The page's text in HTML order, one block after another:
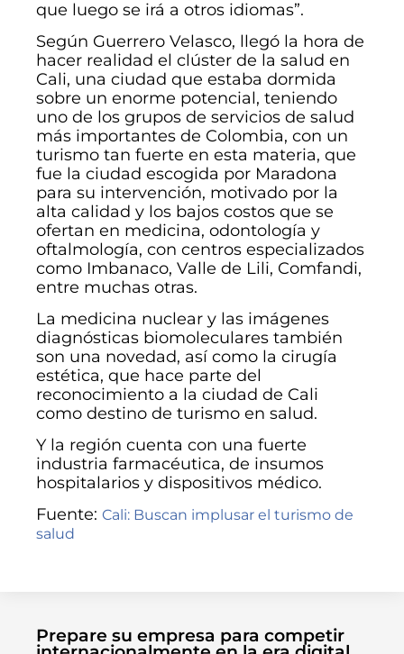
que luego se irá a otros idiomas”.
Según Guerrero Velasco, llegó la hora de
hacer realidad el clúster de la salud en
Cali, una ciudad que estaba dormida
sobre un enorme potencial, teniendo
uno de los grupos de servicios de salud
más importantes de Colombia, con un
turismo tan fuerte en esta materia, que
fue la ciudad escogida por Maradona
para su intervención, motivado por la
alta calidad y los bajos costos que se
ofertan en medicina, odontología y
oftalmología, con centros especializados
como Imbanaco, Valle de Lili, Comfandi,
entre muchas otras.
La medicina nuclear y las imágenes
diagnósticas biomoleculares también
son una novedad, así como la cirugía
estética, que hace parte del
reconocimiento a la ciudad de Cali
como destino de turismo en salud.
Y la región cuenta con una fuerte
industria farmacéutica, de insumos
hospitalarios y dispositivos médico.
Fuente: Cali: Buscan implusar el turismo de
salud
Prepare su empresa para competir